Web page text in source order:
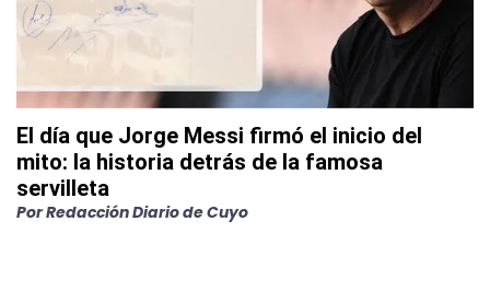
El día que Jorge Messi firmó el inicio del
mito: la historia detrás de la famosa
servilleta
PorRedacción Diario de Cuyo